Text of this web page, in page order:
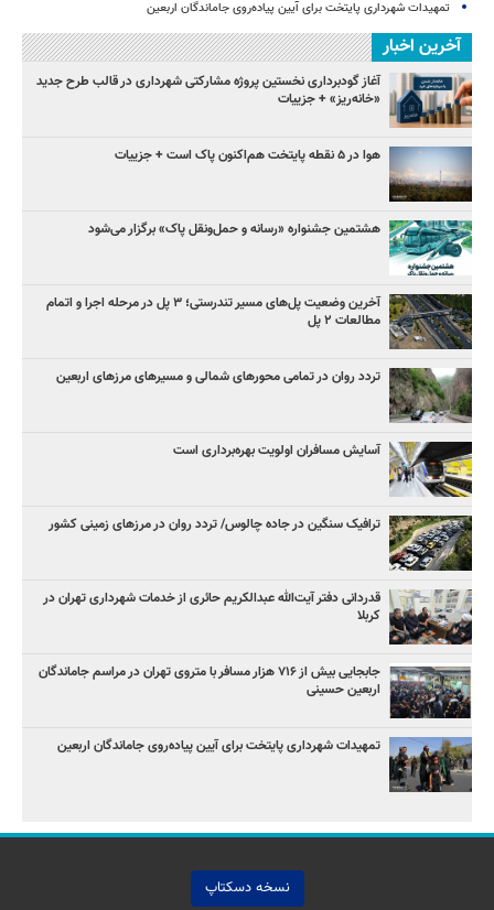
تمهیدات شهرداری پایتخت برای آیین پیاده‌روی جاماندگان اربعین
آخرین اخبار
آغاز گودبرداری نخستین پروژه مشارکتی شهرداری در قالب طرح جدید
«خانه‌ریز» + جزییات
هوا در ۵ نقطه پایتخت هم‌اکنون پاک است + جزییات
هشتمین جشنواره «رسانه و حمل‌ونقل پاک» برگزار می‌شود
آخرین وضعیت پل‌های مسیر تندرستی؛ ۳ پل در مرحله اجرا و اتمام
مطالعات ۲ پل
تردد روان در تمامی محورهای شمالی و مسیرهای مرزهای اربعین
آسایش مسافران اولویت بهره‌برداری است
ترافیک سنگین در جاده چالوس/ تردد روان در مرزهای زمینی کشور
قدردانی دفتر آیت‌الله عبدالکریم حائری از خدمات شهرداری تهران در
کربلا
جابجایی بیش از ۷۱۶ هزار مسافر با متروی تهران در مراسم جاماندگان
اربعین حسینی
تمهیدات شهرداری پایتخت برای آیین پیاده‌روی جاماندگان اربعین
نسخه دسکتاپ